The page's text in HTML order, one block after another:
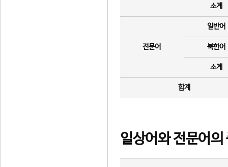
소계
전문어
일반어
북한어
소계
합계
일상어와 전문어의